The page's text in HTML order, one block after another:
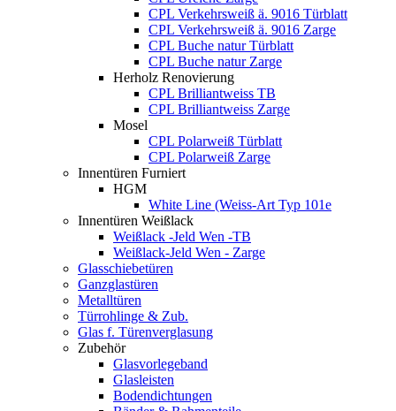
CPL Verkehrsweiß ä. 9016 Türblatt
CPL Verkehrsweiß ä. 9016 Zarge
CPL Buche natur Türblatt
CPL Buche natur Zarge
Herholz Renovierung
CPL Brilliantweiss TB
CPL Brilliantweiss Zarge
Mosel
CPL Polarweiß Türblatt
CPL Polarweiß Zarge
Innentüren Furniert
HGM
White Line (Weiss-Art Typ 101e
Innentüren Weißlack
Weißlack -Jeld Wen -TB
Weißlack-Jeld Wen - Zarge
Glasschiebetüren
Ganzglastüren
Metalltüren
Türrohlinge & Zub.
Glas f. Türenverglasung
Zubehör
Glasvorlegeband
Glasleisten
Bodendichtungen